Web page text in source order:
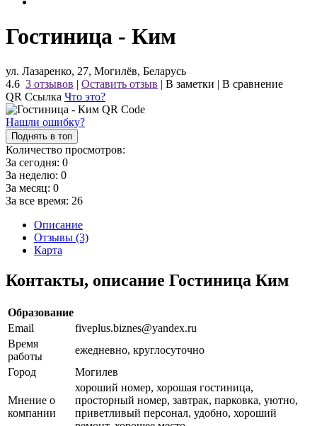
Гостиница - Ким
ул. Лазаренко, 27, Могилёв, Беларусь
4.6 3 отзывов | Оставить отзыв | В заметки | В сравнение
QR Ссылка Что это?
Нашли ошибку?
Поднять в топ
Количество просмотров:
За сегодня: 0
За неделю: 0
За месяц: 0
За все время: 26
Описание
Отзывы (3)
Карта
Контакты, описание Гостиница Ким
Образование
Email
fiveplus.biznes@yandex.ru
Время
работы
ежедневно, круглосуточно
Город
Могилев
Мнение о
компании
хороший номер, хорошая гостиница,
просторный номер, завтрак, парковка, уютно,
приветливый персонал, удобно, хороший